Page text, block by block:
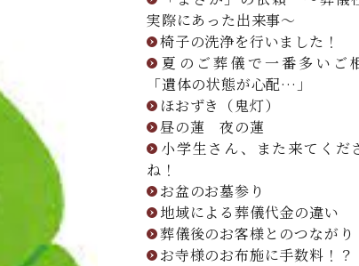
実際にあった出来事～
椅子の洗浄を行いました！
夏のご葬儀で一番多いご
「遺体の状態が心配…」
ほおずき（鬼灯）
昼の蓮 夜の蓮
小学生さん、また来てくだ
ね！
お盆のお墓参り
地域による葬儀代金の違い
葬儀後のお客様とのつながり
お寺様のお布施に手数料！？